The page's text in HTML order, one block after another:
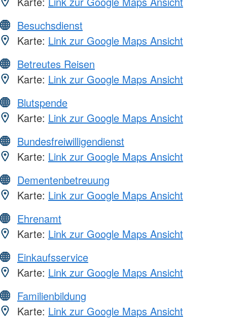
Besuchsdienst
Karte: Link zur Google Maps Ansicht
Betreutes Reisen
Karte: Link zur Google Maps Ansicht
Blutspende
Karte: Link zur Google Maps Ansicht
Bundesfreiwilligendienst
Karte: Link zur Google Maps Ansicht
Dementenbetreuung
Karte: Link zur Google Maps Ansicht
Ehrenamt
Karte: Link zur Google Maps Ansicht
Einkaufsservice
Karte: Link zur Google Maps Ansicht
Familienbildung
Karte: Link zur Google Maps Ansicht